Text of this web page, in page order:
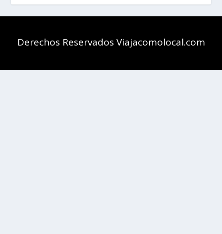
Derechos Reservados Viajacomolocal.com